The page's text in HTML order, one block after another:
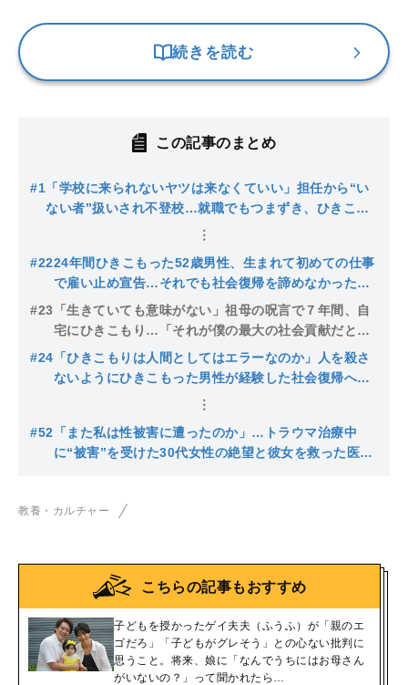
続きを読む
この記事のまとめ
#1 「学校に来られないヤツは来なくていい」担任から“い
ない者”扱いされ不登校…就職でもつまずき、ひきこも
りに。親に「働かないなら家から出ていけ！」と言わ
#2224年間ひきこもった52歳男性、生まれて初めての仕事
で雇い止め宣告…それでも社会復帰を諦めなかったワ
ケとは
#23 「生きていても意味がない」祖母の呪言で７年間、自
宅にひきこもり…「それが僕の最大の社会貢献だと思
った」44歳男性の孤独な戦い
#24 「ひきこもりは人間としてはエラーなのか」人を殺さ
ないようにひきこもった男性が経験した社会復帰への
#52 「また私は性被害に遭ったのか」…トラウマ治療中
に“被害”を受けた30代女性の絶望と彼女を救った医師
教養・カルチャー
こちらの記事もおすすめ
子どもを授かったゲイ夫夫（ふうふ）が「親のエ
ゴだろ」「子どもがグレそう」との心ない批判に
思うこと。将来、娘に「なんでうちにはお母さん
がいないの？」って聞かれたら…